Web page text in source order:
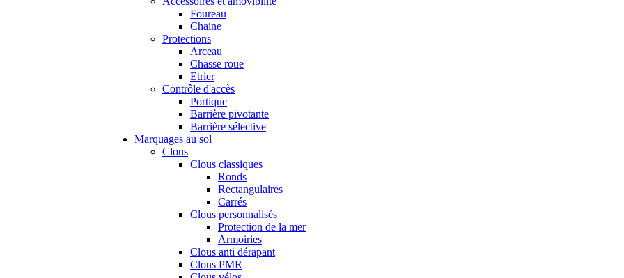
Foureau
Chaine
Protections
Arceau
Chasse roue
Etrier
Contrôle d'accès
Portique
Barrière pivotante
Barrière sélective
Marquages au sol
Clous
Clous classiques
Ronds
Rectangulaires
Carrés
Clous personnalisés
Protection de la mer
Armoiries
Clous anti dérapant
Clous PMR